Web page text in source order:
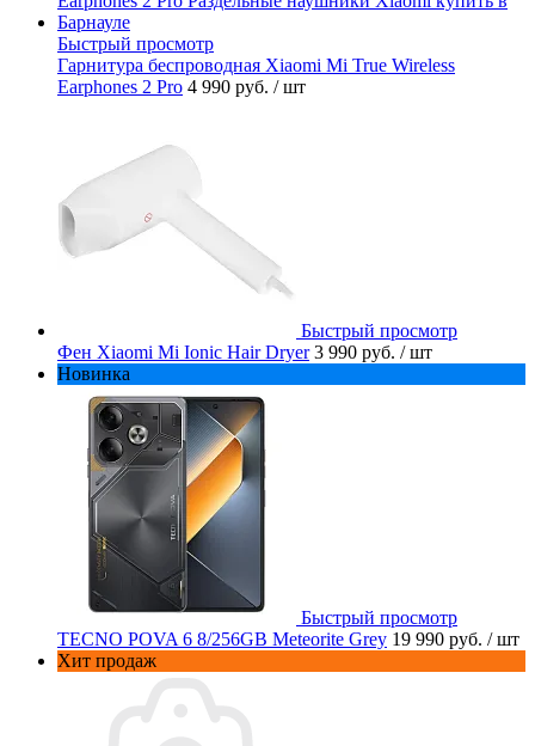
Быстрый просмотр
Гарнитура беспроводная Xiaomi Mi True Wireless
Earphones 2 Pro 4 990 руб. / шт
Быстрый просмотр
Фен Xiaomi Mi Ionic Hair Dryer 3 990 руб. / шт
Новинка
Быстрый просмотр
TECNO POVA 6 8/256GB Meteorite Grey 19 990 руб. / шт
Хит продаж